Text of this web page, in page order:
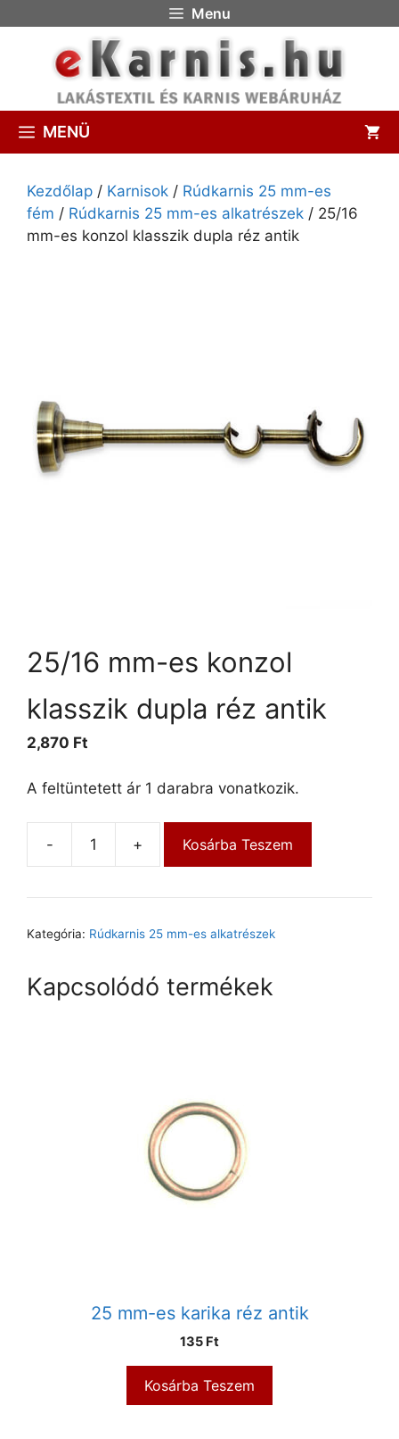
Menu
MENÜ
Kezdőlap / Karnisok / Rúdkarnis 25 mm-es
fém / Rúdkarnis 25 mm-es alkatrészek / 25/16
mm-es konzol klasszik dupla réz antik
25/16 mm-es konzol
klasszik dupla réz antik
2,870 Ft
A feltüntetett ár 1 darabra vonatkozik.
- + Kosárba Teszem
Kategória: Rúdkarnis 25 mm-es alkatrészek
Kapcsolódó termékek
25 mm-es karika réz antik
135 Ft
Kosárba Teszem